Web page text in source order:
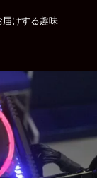
けする趣味